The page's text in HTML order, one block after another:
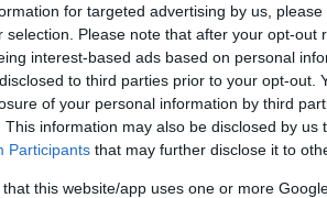
for targeted advertising by us,
selection. Please note that after your opt-out
interest-based ads based on personal
to third parties prior to your opt-out.
of your personal information by third
This information may also be disclosed by us
Participants that may further disclose it to
that this website/app uses one or more
βουλευτές αλλά και εν
να «παίζουν μπάλα»